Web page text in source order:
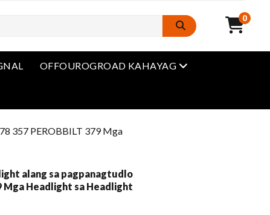
0
OFFOUROGROAD KAHAYAG Open Menu
357 PEROBBILT 379 Mga
alang sa pagpanagtudlo
Mga Headlight sa Headlight